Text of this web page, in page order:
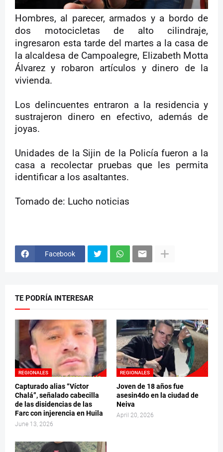
Hombres, al parecer, armados y a bordo de
dos motocicletas de alto cilindraje,
ingresaron esta tarde del martes a la casa de
la alcaldesa de Campoalegre, Elizabeth Motta
Álvarez y robaron artículos y dinero de la
vivienda.
Los delincuentes entraron a la residencia y
sustrajeron dinero en efectivo, además de
joyas.
Unidades de la Sijin de la Policía fueron a la
casa a recolectar pruebas que les permita
identificar a los asaltantes.
Tomado de: Lucho noticias
Facebook
TE PODRÍA INTERESAR
REGIONALES
Capturado alias “Víctor
Chalá”, señalado cabecilla
de las disidencias de las
Farc con injerencia en Huila
June 13, 2026
REGIONALES
Joven de 18 años fue
asesin4do en la ciudad de
Neiva
April 20, 2026